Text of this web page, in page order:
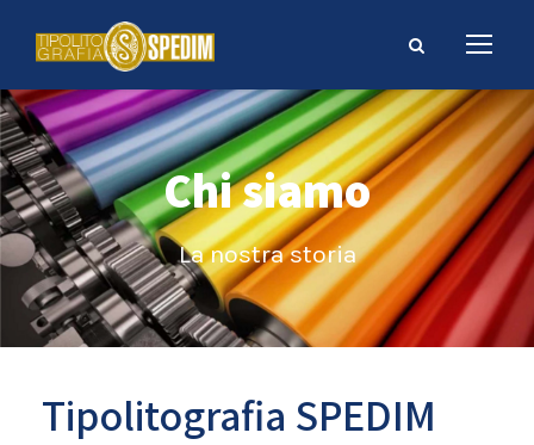
Chi siamo
La nostra storia
Tipolitografia SPEDIM